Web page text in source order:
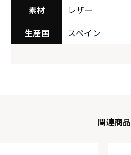
素材
レザー
生産国
スペイン
関連商品